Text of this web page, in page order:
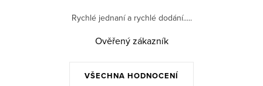
VŠECHNA HODNOCENÍ
Rychlé jednaní a rychlé dodání.....
Ověřený zákazník